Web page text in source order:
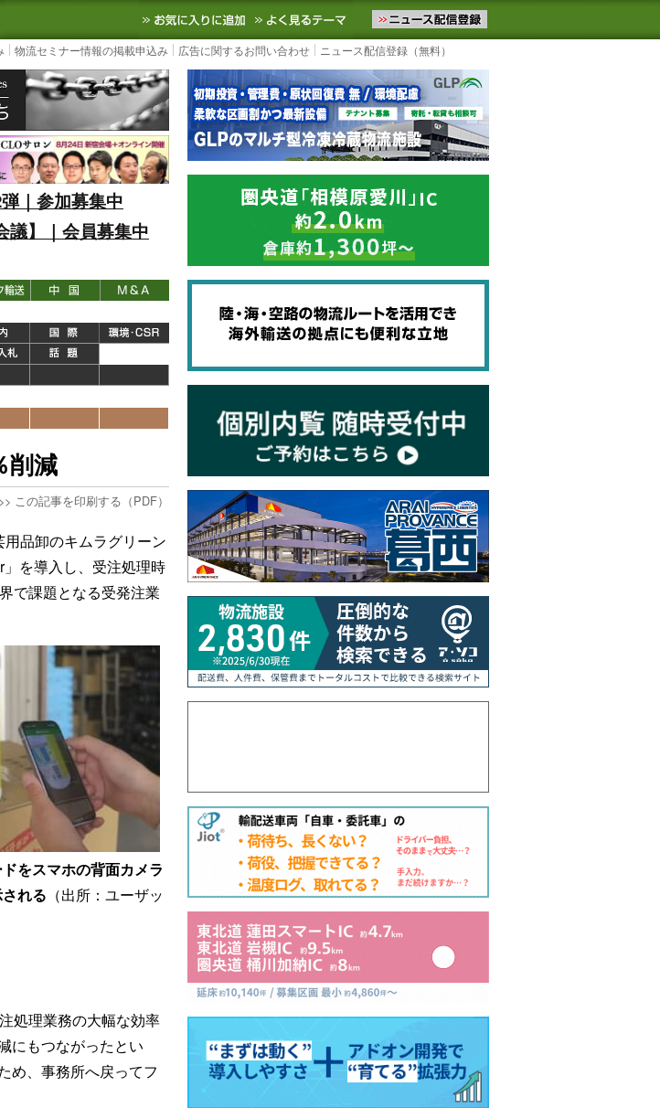
ースサイト
3PL, SCMなど国内外の最新の物流ニュースをお届けします。物流ニュースメール配信を登録す
お気に入りに追加 よく見るテーマ
物流セミナー情報の掲載申込み 広告に関するお問い合わせ ニュース配信登録（無料）
｜参加募集中
議】｜会員募集中
削減
>> この記事を印刷する（PDF）
品卸のキムラグリーン
」を導入し、受注処理時
で課題となる受発注業
をスマホの背面カメラ
れる （出所：ユーザッ
処理業務の大幅な効率
にもつながったとい
め、事務所へ戻ってフ